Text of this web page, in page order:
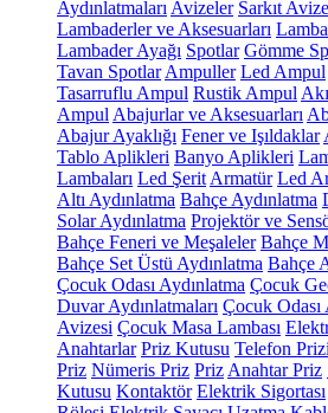
Aydınlatmaları Avizeler Sarkıt
Lambaderler ve Aksesuarları
Lambader Ayağı Spotlar Gömme
Tavan Spotlar Ampuller Led Ampul
Tasarruflu Ampul Rustik Ampul
Ampul Abajurlar ve Aksesuarları
Abajur Ayaklığı Fener ve Işıldaklar
Tablo Aplikleri Banyo Aplikleri
Lambaları Led Şerit Armatür Led
Altı Aydınlatma Bahçe Aydınlatma
Solar Aydınlatma Projektör ve
Bahçe Feneri ve Meşaleler Bahçe
Bahçe Set Üstü Aydınlatma Bahçe
Çocuk Odası Aydınlatma Çocuk
Duvar Aydınlatmaları Çocuk Odası
Avizesi Çocuk Masa Lambası
Anahtarlar Priz Kutusu Telefon Prizi
Priz Nümeris Priz Priz Anahtar Priz
Kutusu Kontaktör Elektrik Sigortası